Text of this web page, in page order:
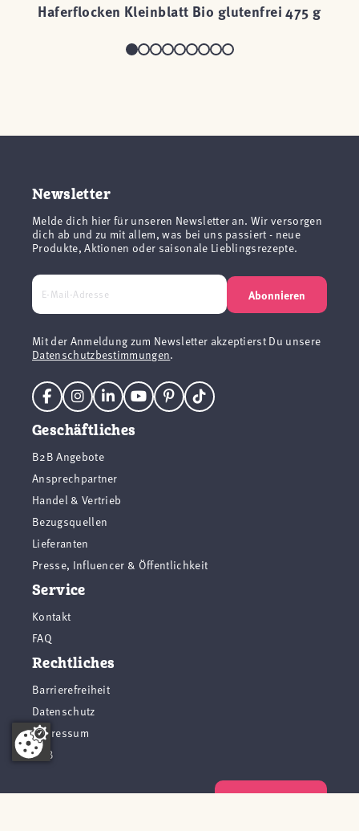
Haferflocken Kleinblatt Bio glutenfrei 475 g
Newsletter
Melde dich hier für unseren Newsletter an. Wir versorgen
dich ab und zu mit allem, was bei uns passiert - neue
Produkte, Aktionen oder saisonale Lieblingsrezepte.
Abonnieren
Mit der Anmeldung zum Newsletter akzeptierst Du unsere
Datenschutzbestimmungen.
Geschäftliches
B2B Angebote
Ansprechpartner
Handel & Vertrieb
Bezugsquellen
Lieferanten
Presse, Influencer & Öffentlichkeit
Service
Kontakt
FAQ
Rechtliches
Barrierefreiheit
Datenschutz
Impressum
AGB